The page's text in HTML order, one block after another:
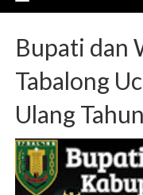
Bupati dan
Tabalong
Ulang